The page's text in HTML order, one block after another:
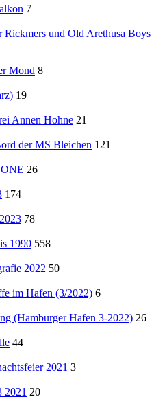
7
Rickmers und Old Arethusa Boys
Mond 8
19
Annen Hohne 21
der MS Bleichen 121
26
174
78
1990 558
2022 50
im Hafen (3/2022) 6
(Hamburger Hafen 3-2022) 26
44
2021 3
2021 20